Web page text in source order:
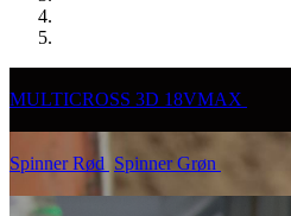
MULTICROSS 3D 18VMAX
Spinner Rød Spinner Grøn